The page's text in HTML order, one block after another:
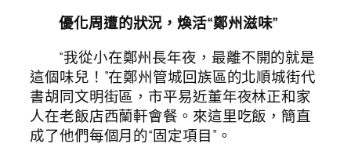
優化周遭的狀況，煥活“鄭州滋味”
“我從小在鄭州長年夜，最離不開的就是
這個味兒！”在鄭州管城回族區的北順城街代
書胡同文明街區，市平易近董年夜林正和家
人在老飯店西蘭軒會餐。來這里吃飯，簡直
成了他們每個月的“固定項目”。